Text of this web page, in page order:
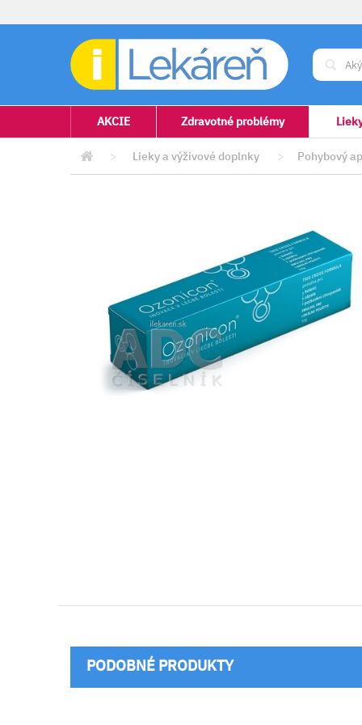
AKCIE Zdravotné problémy
> Lieky a výživové doplnky > Pohybový
PODOBNÉ PRODUKTY